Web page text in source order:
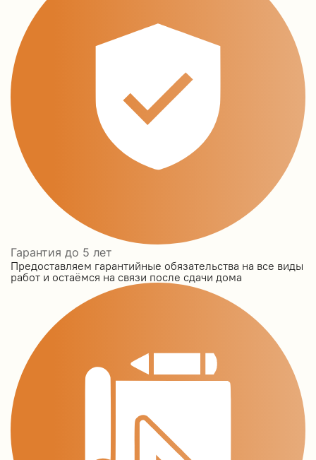
Гарантия до 5 лет
Предоставляем гарантийные обязательства на все виды
работ и остаёмся на связи после сдачи дома